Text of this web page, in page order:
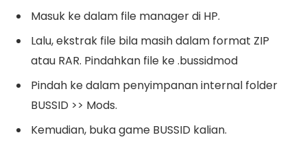
Masuk ke dalam file manager di HP.
Lalu, ekstrak file bila masih dalam format ZIP
atau RAR. Pindahkan file ke .bussidmod
Pindah ke dalam penyimpanan internal folder
BUSSID >> Mods.
Kemudian, buka game BUSSID kalian.